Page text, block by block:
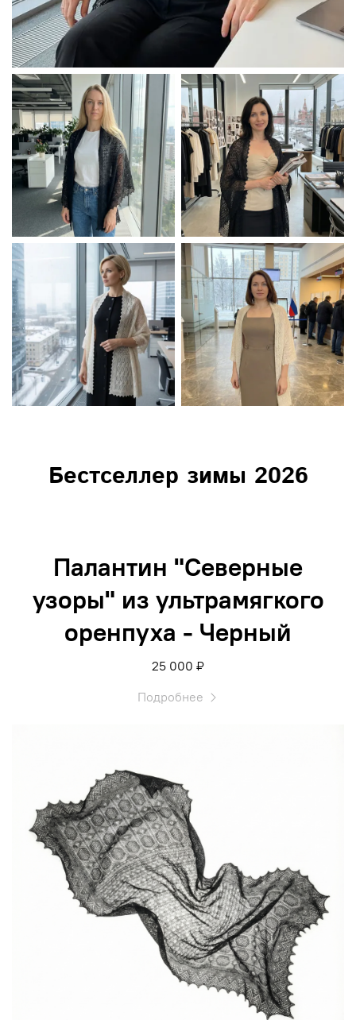
Бестселлер зимы 2026
Палантин "Северные
узоры" из ультрамягкого
оренпуха - Черный
25 000 ₽
Подробнее